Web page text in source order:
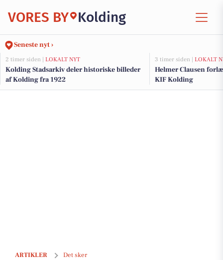
VORES BY Kolding
Seneste nyt ›
2 timer siden | LOKALT NYT
Kolding Stadsarkiv deler historiske billeder
af Kolding fra 1922
3 timer siden | LOKALT
Helmer Clausen
KIF Kolding
ARTIKLER Det sker
Ugen byder på fitness, film og fællesskab: En uge i Kolding fyldt